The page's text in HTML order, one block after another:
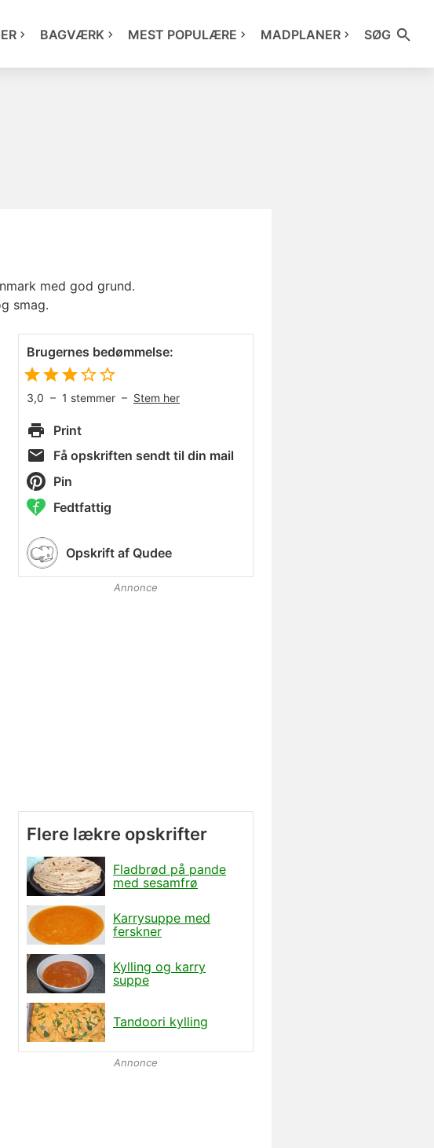
BAGVÆRK MEST POPULÆRE MADPLANER SØG
med god grund.
smag.
Brugernes bedømmelse:
3,0 – 1 stemmer – Stem her
Print
Få opskriften sendt til din mail
Pin
Fedtfattig
Opskrift af Qudee
Annonce
Flere lækre opskrifter
Fladbrød på pande
med sesamfrø
Karrysuppe med
ferskner
Kylling og karry
suppe
Tandoori kylling
Annonce